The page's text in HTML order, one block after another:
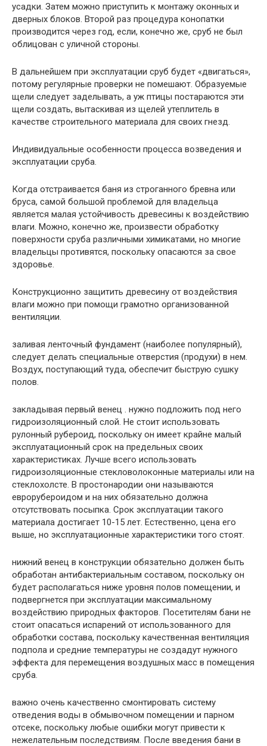
усадки. Затем можно приступить к монтажу оконных и
дверных блоков. Второй раз процедура конопатки
производится через год, если, конечно же, сруб не был
облицован с уличной стороны.
В дальнейшем при эксплуатации сруб будет «двигаться»,
потому регулярные проверки не помешают. Образуемые
щели следует заделывать, а уж птицы постараются эти
щели создать, вытаскивая из щелей утеплитель в
качестве строительного материала для своих гнезд.
Индивидуальные особенности процесса возведения и
эксплуатации сруба.
Когда отстраивается баня из строганного бревна или
бруса, самой большой проблемой для владельца
является малая устойчивость древесины к воздействию
влаги. Можно, конечно же, произвести обработку
поверхности сруба различными химикатами, но многие
владельцы противятся, поскольку опасаются за свое
здоровье.
Конструкционно защитить древесину от воздействия
влаги можно при помощи грамотно организованной
вентиляции.
заливая ленточный фундамент (наиболее популярный),
следует делать специальные отверстия (продухи) в нем.
Воздух, поступающий туда, обеспечит быструю сушку
полов.
закладывая первый венец . нужно подложить под него
гидроизоляционный слой. Не стоит использовать
рулонный рубероид, поскольку он имеет крайне малый
эксплуатационный срок на предельных своих
характеристиках. Лучше всего использовать
гидроизоляционные стекловолоконные материалы или на
стеклохолсте. В простонародии они называются
еврорубероидом и на них обязательно должна
отсутствовать посыпка. Срок эксплуатации такого
материала достигает 10-15 лет. Естественно, цена его
выше, но эксплуатационные характеристики того стоят.
нижний венец в конструкции обязательно должен быть
обработан антибактериальным составом, поскольку он
будет располагаться ниже уровня полов помещении, и
подвергнется при эксплуатации максимальному
воздействию природных факторов. Посетителям бани не
стоит опасаться испарений от использованного для
обработки состава, поскольку качественная вентиляция
подпола и средние температуры не создадут нужного
эффекта для перемещения воздушных масс в помещения
сруба.
важно очень качественно смонтировать систему
отведения воды в обмывочном помещении и парном
отсеке, поскольку любые ошибки могут привести к
нежелательным последствиям. После введения бани в